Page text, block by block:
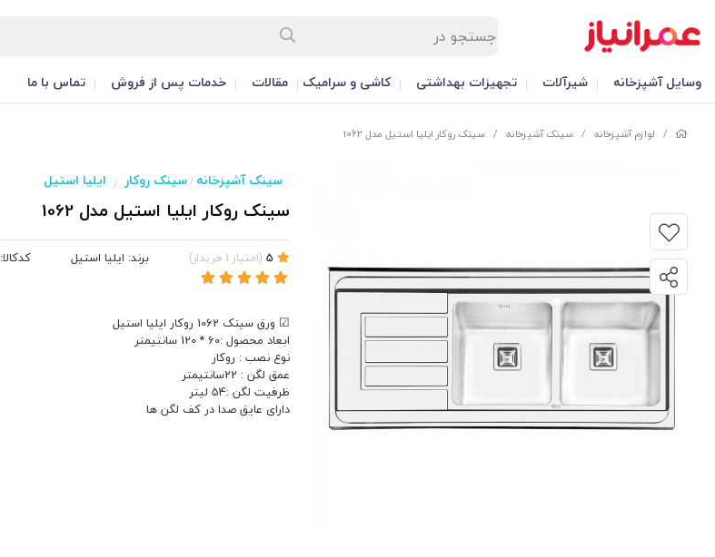
وسایل آشپزخانه شیرآلات تجهیزات بهداشتی کاشی و سرامیک مقالات خدمات پس از فروش تماس با ما
/ لوازم آشپزخانه / سینک آشپزخانه / سینک روکار ایلیا استیل مدل 1062
سینک آشپزخانه /سینک روکار / ایلیا استیل
سینک روکار ایلیا استیل مدل 1062
(امتیاز 1 خریدار) برند: ایلیا استیل کدکالا:
☑ ورق سینک 1062 روکار ایلیا استیل
ابعاد محصول :60 * 120 سانتیمتر
نوع نصب : روکار
عمق لگن : 22سانتیمتر
ظرفیت لگن :54 لیتر
دارای عایق صدا در کف لگن ها